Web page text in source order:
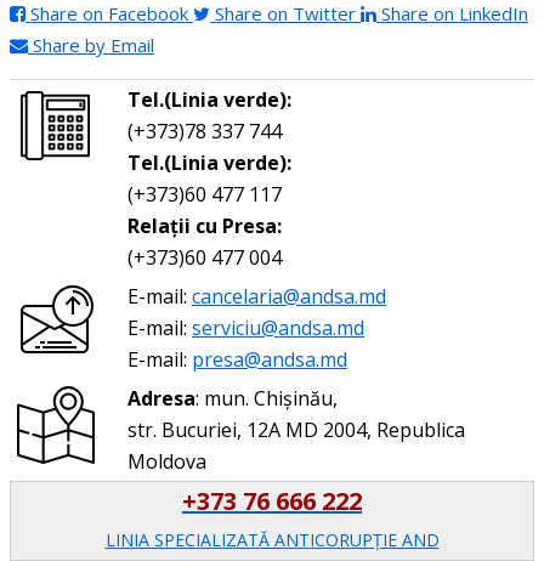
Share on Facebook Share on Twitter
Share on LinkedIn
Share by Email
Tel.(Linia verde):
(+373)78 337 744
Tel.(Linia verde):
(+373)60 477 117
Relații cu Presa:
(+373)60 477 004
E-mail: cancelaria@andsa.md
E-mail: serviciu@andsa.md
E-mail: presa@andsa.md
Adresa: mun. Chișinău,
str. Bucuriei, 12A MD 2004, Republica
Moldova
+373 76 666 222
LINIA SPECIALIZATĂ ANTICORUPŢIE AND